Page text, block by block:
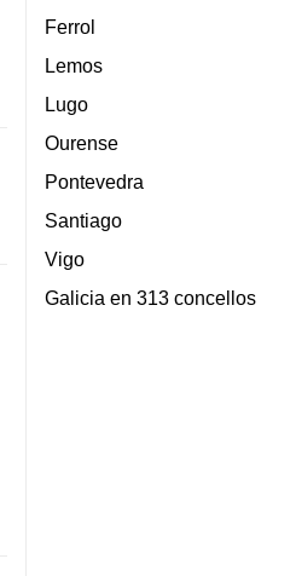
Ferrol
Lemos
Lugo
Ourense
Pontevedra
Santiago
Vigo
Galicia en 313 concellos